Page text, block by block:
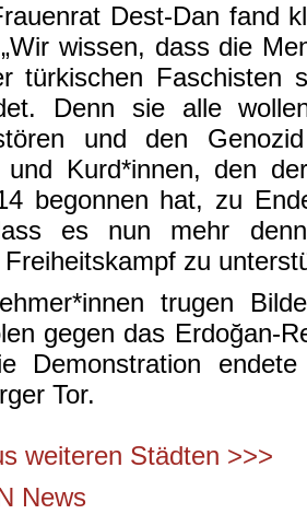
Dest-Dan fand
wissen, dass die
türkischen Faschisten
Denn sie alle
und den
und Kurd*innen, den
begonnen hat, zu
es nun mehr
zu
trugen
gegen das Erdoğan-
Demonstration
Tor.
weiteren Städten >>>
News